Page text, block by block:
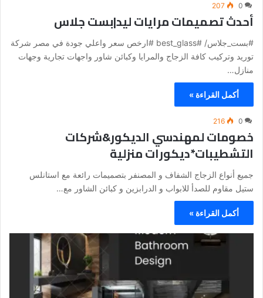
0
207
أحدث تصميمات مرايات ليد|بست جلاس
#بست_جلاس/ #best_glass #ارخص سعر واعلي جودة في مصر شركة
توريد وتركيب كافة الزجاج والمرايا وكبائن شاور واجهات تجارية وجهات
منازل…
أكمل القراءة »
0
216
خصومات لمهندسي الديكور&شركات
التشطيبات*ديكورات منزلية
جميع أنواع الزجاج الشفاف و المصنفر بتصميمات رائعة مع استانلس
ستيل مقاوم للصدأ للابواب و الدرابزين و كبائن الشاور مع…
أكمل القراءة »